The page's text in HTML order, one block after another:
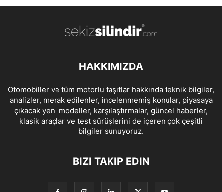
HAKKIMIZDA
Otomobiller ve tüm motorlu taşıtlar hakkında teknik bilgiler,
analizler, merak edilenler, incelenmemiş konular, piyasaya
çıkacak yeni modeller, karşılaştırmalar, güncel haberler,
klasik araçlar ve test sürüşlerini de içeren çok çeşitli
bilgiler sunuyoruz.
BIZI TAKIP EDIN